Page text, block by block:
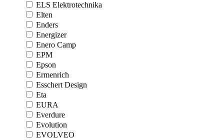
ELS Elektrotechnika
Elten
Enders
Energizer
Enero Camp
EPM
Epson
Ermenrich
Esschert Design
Eta
EURA
Everdure
Evolution
EVOLVEO